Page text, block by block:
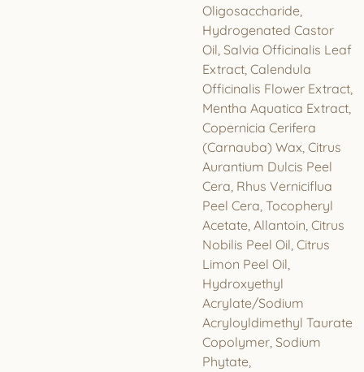
Oligosaccharide,
Hydrogenated Castor
Oil, Salvia Officinalis Leaf
Extract, Calendula
Officinalis Flower Extract,
Mentha Aquatica Extract,
Copernicia Cerifera
(Carnauba) Wax, Citrus
Aurantium Dulcis Peel
Cera, Rhus Verniciflua
Peel Cera, Tocopheryl
Acetate, Allantoin, Citrus
Nobilis Peel Oil, Citrus
Limon Peel Oil,
Hydroxyethyl
Acrylate/Sodium
Acryloyldimethyl Taurate
Copolymer, Sodium
Phytate,